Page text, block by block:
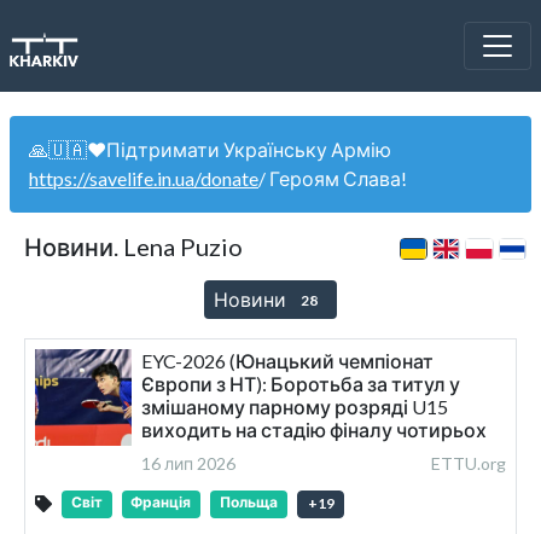
🙏🇺🇦❤️Підтримати Українську Армію
https://savelife.in.ua/donate/ Героям Слава!
Новини. Lena Puzio
Новини 28
EYC-2026 (Юнацький чемпіонат
Європи з НТ): Боротьба за титул у
змішаному парному розряді U15
виходить на стадію фіналу чотирьох
16 лип 2026 ETTU.org
Світ Франція Польща +19